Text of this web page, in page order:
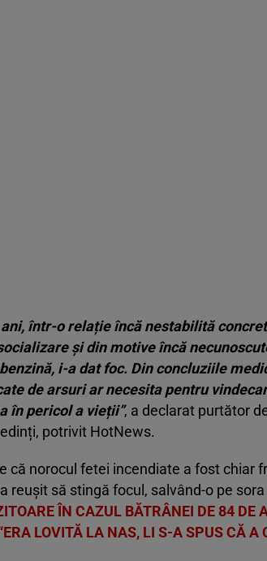
într-o relație încă nestabilită
și din motive încă
i-a dat foc. Din concluziile
de arsuri ar necesita pentru
în pericol a vieții”, a declarat purtător
potrivit HotNews.
că norocul fetei incendiate a fost chiar
reușit să stingă focul, salvând-o pe sora
ÎN CAZUL BĂTRÂNEI DE 84 DE
LOVITĂ LA NAS, LI S-A SPUS CĂ A